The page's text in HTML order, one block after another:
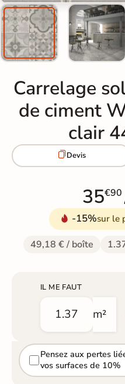
Carrelage
de ciment
clair
Devis
35€90
-15%sur le
49,18 € / boîte
IL ME FAUT
m²
Pensez aux pertes
vos surfaces de 10%